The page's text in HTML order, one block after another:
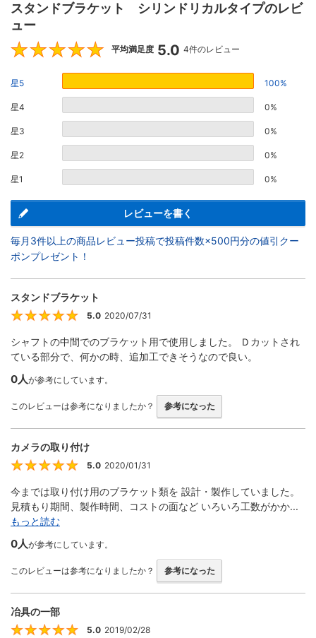
スタンドブラケット シリンドリカルタイプのレビ
ュー
5
平均満足度 5.0 4件のレビュー
星5 100%
星4 0%
星3 0%
星2 0%
星1 0%
レビューを書く
毎月3件以上の商品レビュー投稿で投稿件数×500円分の値引クー
ポンプレゼント！
スタンドブラケット
5
5.0 2020/07/31
シャフトの中間でのブラケット用で使用しました。 Ｄカットされ
ている部分で、何かの時、追加工できそうなので良い。
0人が参考にしています。
このレビューは参考になりましたか？ 参考になった
カメラの取り付け
5
5.0 2020/01/31
今までは取り付け用のブラケット類を 設計・製作していました。
見積もり期間、製作時間、コストの面など いろいろ工数がかか...
もっと読む
0人が参考にしています。
このレビューは参考になりましたか？ 参考になった
冶具の一部
5
5.0 2019/02/28